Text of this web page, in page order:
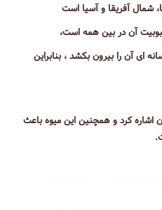
شمال آفریقا و آسیا است
آن در بین همه است،
ای آن را بیرون بکشد ، بنابراین
اشاره کرد و همچنین این میوه باعث